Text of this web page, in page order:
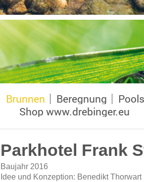
Brunnen Beregnung Pools
Shop www.drebinger.eu
Parkhotel Frank
Baujahr 2016
Idee und Konzeption: Benedikt